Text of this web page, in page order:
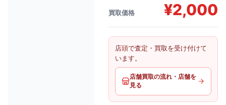
買取価格 ¥2,000
店頭で査定・買取を受け付けて
います。
店舗買取の流れ・店舗を
見る